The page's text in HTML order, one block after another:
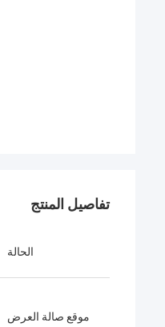
تفاصيل المنتج
الحالة
موقع صالة العرض